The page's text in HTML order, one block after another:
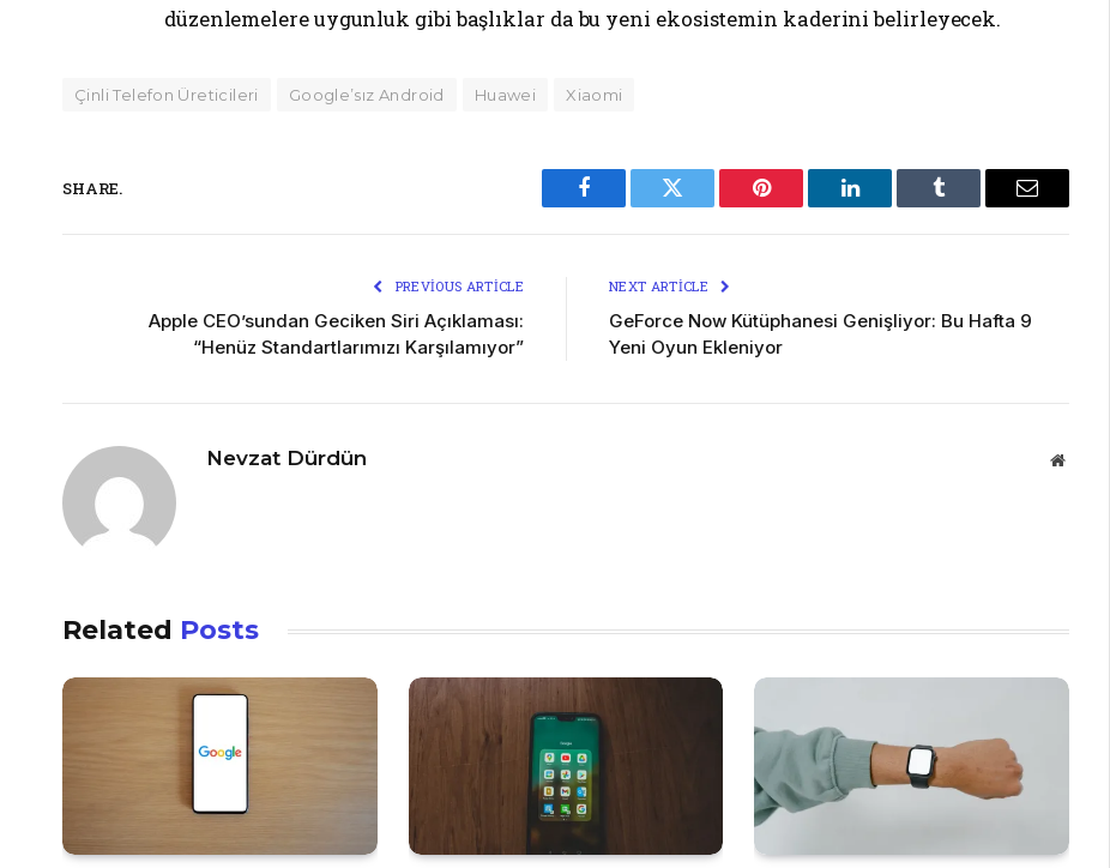
düzenlemelere uygunluk gibi başlıklar da bu yeni ekosistemin kaderini belirleyecek.
Çinli Telefon Üreticileri Google’sız Android Huawei Xiaomi
SHARE.
Facebook Twitter Pinterest LinkedIn Tumblr Email
PREVIOUS ARTICLE
Apple CEO’sundan Geciken Siri Açıklaması:
“Henüz Standartlarımızı Karşılamıyor”
NEXT ARTICLE
GeForce Now Kütüphanesi Genişliyor: Bu Hafta 9
Yeni Oyun Ekleniyor
Nevzat Dürdün Website
Related Posts